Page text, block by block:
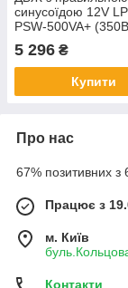
синусоїдою 12V
PSW-500VA+
5A/10A
5 296 ₴
Купити
Про нас
67% позитивних з 6
Працює з
м. Київ
Контакти